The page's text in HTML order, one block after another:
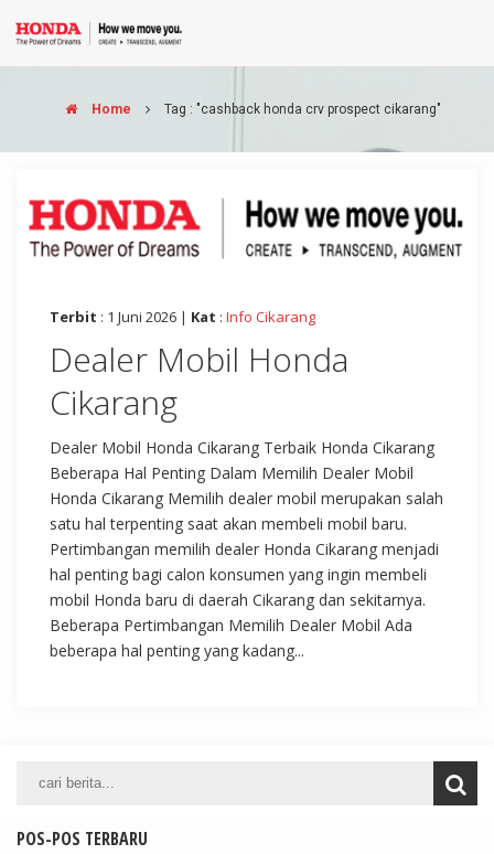
Home Tag : "cashback honda crv prospect cikarang"
Terbit : 1 Juni 2026 | Kat : Info Cikarang
Dealer Mobil Honda
Cikarang
Dealer Mobil Honda Cikarang Terbaik Honda Cikarang
Beberapa Hal Penting Dalam Memilih Dealer Mobil
Honda Cikarang Memilih dealer mobil merupakan salah
satu hal terpenting saat akan membeli mobil baru.
Pertimbangan memilih dealer Honda Cikarang menjadi
hal penting bagi calon konsumen yang ingin membeli
mobil Honda baru di daerah Cikarang dan sekitarnya.
Beberapa Pertimbangan Memilih Dealer Mobil Ada
beberapa hal penting yang kadang...
POS-POS TERBARU